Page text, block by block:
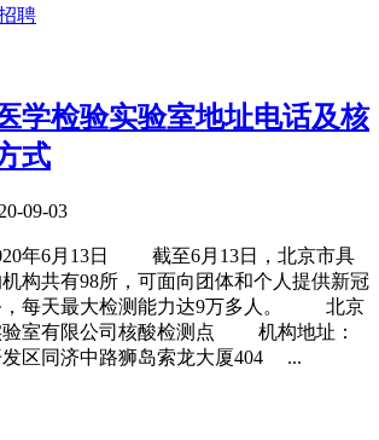
聘
学检验实验室地址电话及核
式
09-03
年6月13日 截至6月13日，北京市具
构共有98所，可面向团体和个人提供新冠
，每天最大检测能力达9万多人。 北京
验室有限公司核酸检测点 机构地址：
发区同济中路狮岛索龙大厦404 ...